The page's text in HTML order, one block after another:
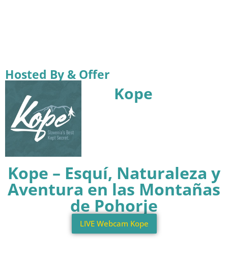
Hosted By & Offer
Kope
Kope – Esquí, Naturaleza y
Aventura en las Montañas
de Pohorje
LIVE Webcam Kope